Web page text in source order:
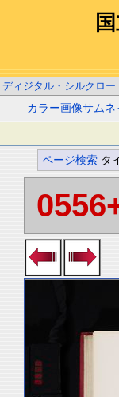
ディジタル・シルクロー
カラー画像サムネ
ページ検索 タ